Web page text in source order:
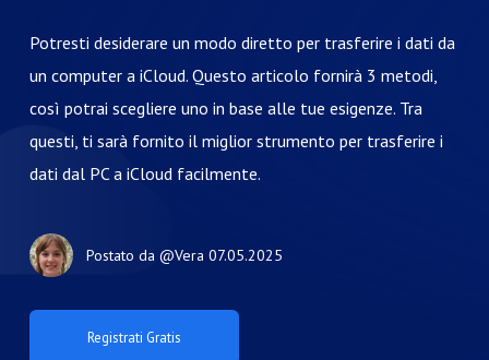
Potresti desiderare un modo diretto per trasferire i dati da
un computer a iCloud. Questo articolo fornirà 3 metodi,
così potrai scegliere uno in base alle tue esigenze. Tra
questi, ti sarà fornito il miglior strumento per trasferire i
dati dal PC a iCloud facilmente.
Postato da @Vera 07.05.2025